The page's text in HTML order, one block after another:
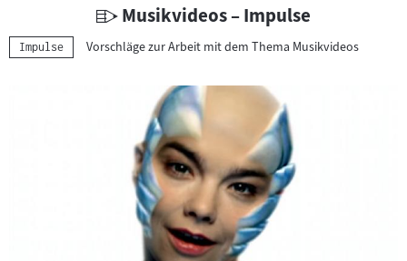
U
n
t
Musikvideos – Impulse
Kategorie:
Impulse Vorschläge zur Arbeit mit dem Thema Musikvideos